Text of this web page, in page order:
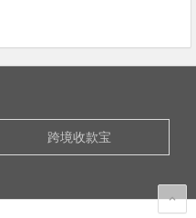
跨境收款宝